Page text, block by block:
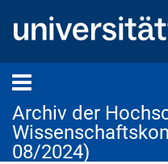
Archiv der
08/2024)